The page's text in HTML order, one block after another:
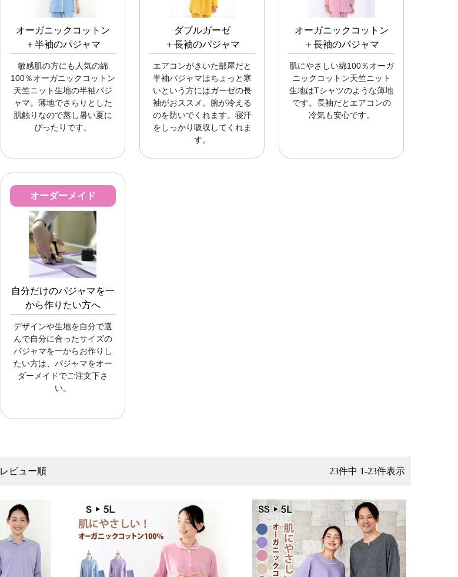
オーガニックコットン
＋半袖のパジャマ
敏感肌の方にも人気の綿
100％オーガニックコットン
天竺ニット生地の半袖パジ
ャマ。薄地でさらりとした
肌触りなので蒸し暑い夏に
ぴったりです。
ダブルガーゼ
＋長袖のパジャマ
エアコンがきいた部屋だと
半袖パジャマはちょっと寒
いという方にはガーゼの長
袖がおススメ。腕が冷える
のを防いでくれます。寝汗
をしっかり吸収してくれま
す。
オーガニックコットン
＋長袖のパジャマ
肌にやさしい綿100％オーガ
ニックコットン天竺ニット
生地はTシャツのような薄地
です。長袖だとエアコンの
冷気も安心です。
オーダーメイド
自分だけのパジャマを一
から作りたい方へ
デザインや生地を自分で選
んで自分に合ったサイズの
パジャマを一からお作りし
たい方は、パジャマをオー
ダーメイドでご注文下さ
い。
レビュー順 23件中 1-23件表示